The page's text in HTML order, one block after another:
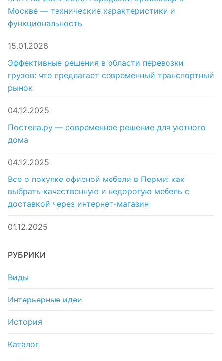
Москве — технические характеристики и
функциональность
15.01.2026
Эффективные решения в области перевозки
грузов: что предлагает современный транспортный
рынок
04.12.2025
Постела.ру — современное решение для уютного
дома
04.12.2025
Все о покупке офисной мебели в Перми: как
выбрать качественную и недорогую мебель с
доставкой через интернет-магазин
01.12.2025
РУБРИКИ
Виды
Интерьерные идеи
История
Каталог